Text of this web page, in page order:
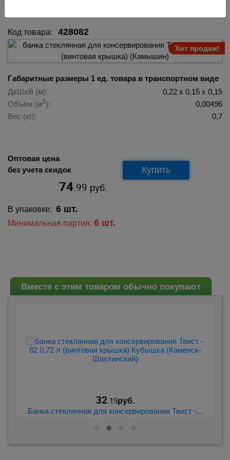
Код товара: 428082
Хит продаж!
Габаритные размеры 1 ед. товара в транспортном виде
ДхШхВ (м):
0,22 х 0,15 х 0,15
Объём (м3):
0,00496
Вес (кг):
0,7
Оптовая цена
без учета скидок
74.99 руб.
Купить
В упаковке: 6 шт.
Минимальная партия: 6 шт.
Вместе с этим товаром обычно покупают
32.15руб.
Банка стеклянная для консервирования Твист -...